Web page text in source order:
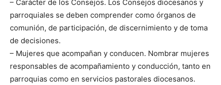
– Carácter de los Consejos. Los Consejos diocesanos y
parroquiales se deben comprender como órganos de
comunión, de participación, de discernimiento y de toma
de decisiones.
– Mujeres que acompañan y conducen. Nombrar mujeres
responsables de acompañamiento y conducción, tanto en
parroquias como en servicios pastorales diocesanos.